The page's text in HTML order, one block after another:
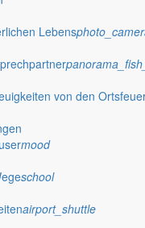
Lebens
von den
mood
school
airport_shuttle